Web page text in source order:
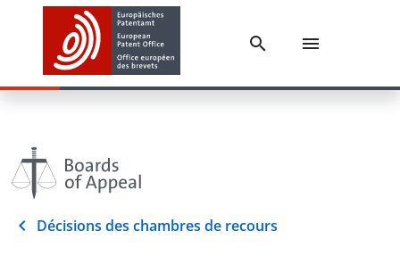
Décisions des chambres de recours